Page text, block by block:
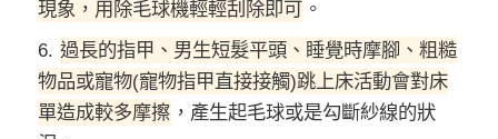
現象，用除毛球機輕輕刮除即可
。
6. 過長的指甲、男生短髮平頭、睡覺時摩腳、粗糙
物品或寵物(寵物指甲直接接觸)跳上床活動會對床
單造成較多摩擦 ，產生起毛球或是勾斷紗線的狀